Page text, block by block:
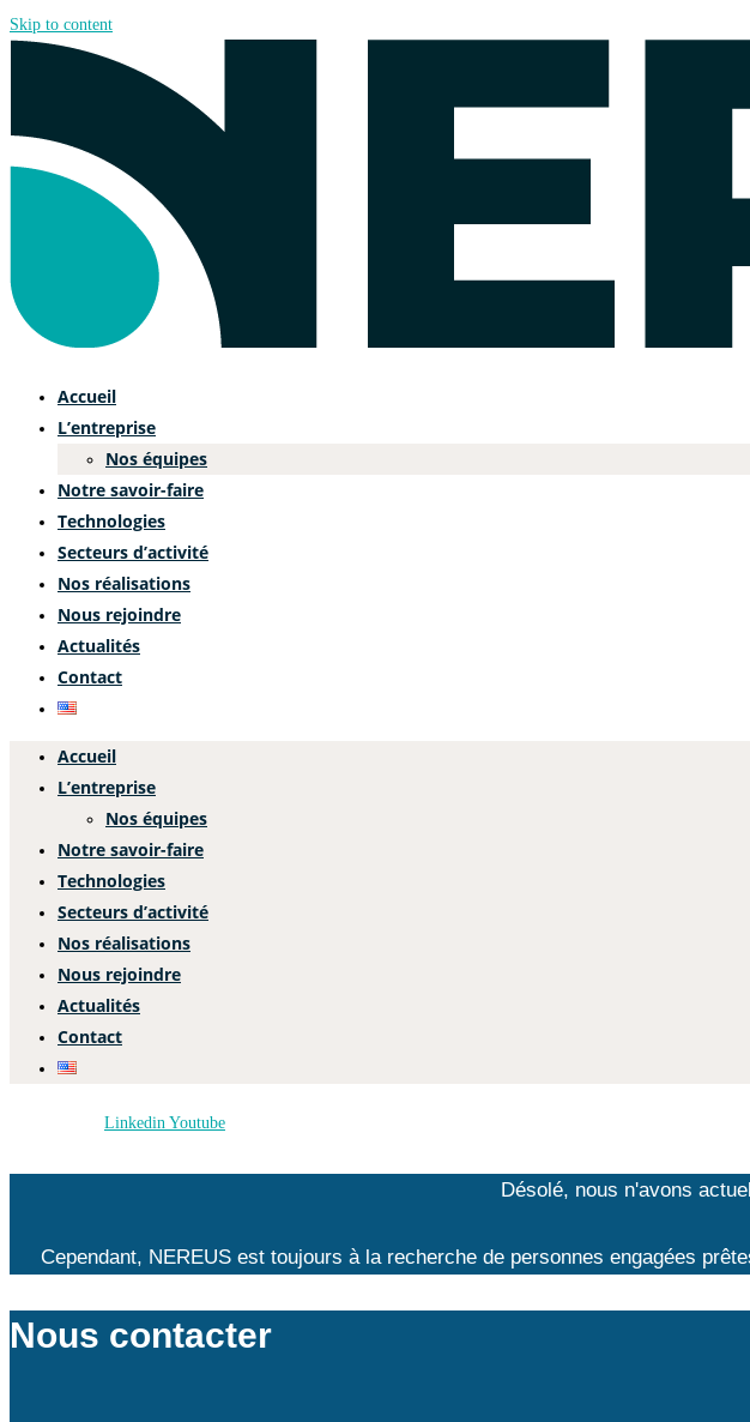
Skip to content
Accueil
L’entreprise
Nos équipes
Notre savoir-faire
Technologies
Secteurs d’activité
Nos réalisations
Nous rejoindre
Actualités
Contact
Accueil
L’entreprise
Nos équipes
Notre savoir-faire
Technologies
Secteurs d’activité
Nos réalisations
Nous rejoindre
Actualités
Contact
Linkedin Youtube
Désolé, nous n'avons
Cependant, NEREUS est toujours à la recherche de personnes engagées
Nous contacter